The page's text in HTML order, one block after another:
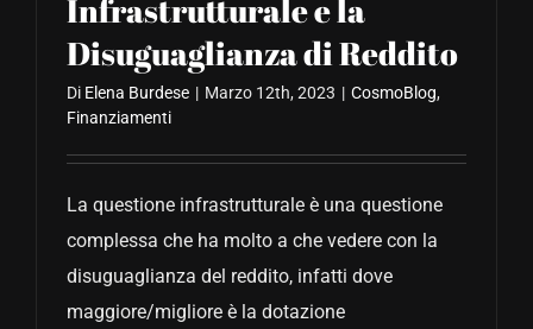
Infrastrutturale e la
Disuguaglianza di Reddito
Di Elena Burdese | Marzo 12th, 2023 | CosmoBlog,
Finanziamenti
La questione infrastrutturale è una questione
complessa che ha molto a che vedere con la
disuguaglianza del reddito, infatti dove
maggiore/migliore è la dotazione